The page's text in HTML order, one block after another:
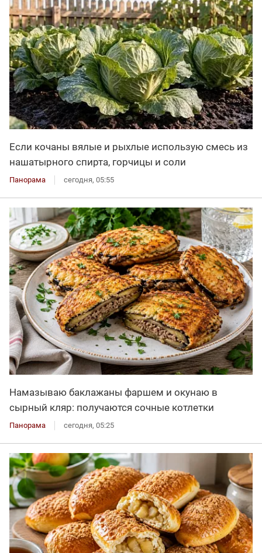
Если кочаны вялые и рыхлые использую смесь из
нашатырного спирта, горчицы и соли
Панорама сегодня, 05:55
Намазываю баклажаны фаршем и окунаю в
сырный кляр: получаются сочные котлетки
Панорама сегодня, 05:25